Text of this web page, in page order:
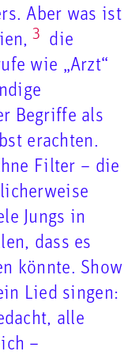
Aber was ist
3
die
wie „Arzt“
Begriffe als
erachten.
Filter – die
Jungs in
dass es
könnte. Show
Lied singen:
alle
–